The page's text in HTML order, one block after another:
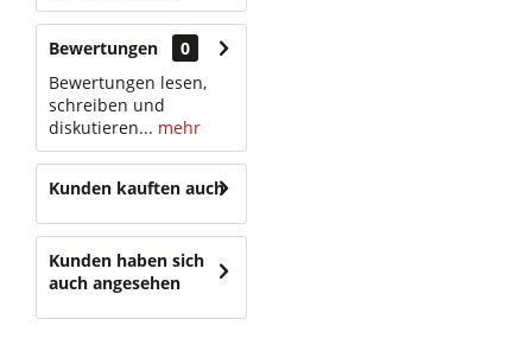
Bewertungen
0
Bewertungen lesen,
schreiben und
diskutieren... mehr
Kunden kauften auch
Kunden haben sich
auch angesehen